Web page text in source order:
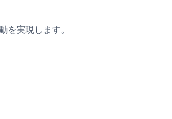
を実現します。